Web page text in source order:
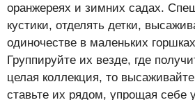
оранжереях и зимних садах.
кустики, отделять детки,
одиночестве в маленьких
Группируйте их везде, где
целая коллекция, то
ставьте их рядом, упрощая себе